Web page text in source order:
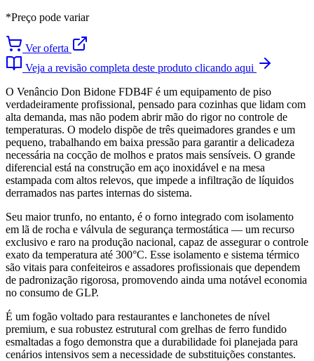
*Preço pode variar
Ver oferta
Veja a revisão completa deste produto clicando aqui
O Venâncio Don Bidone FDB4F é um equipamento de piso
verdadeiramente profissional, pensado para cozinhas que lidam com
alta demanda, mas não podem abrir mão do rigor no controle de
temperaturas. O modelo dispõe de três queimadores grandes e um
pequeno, trabalhando em baixa pressão para garantir a delicadeza
necessária na cocção de molhos e pratos mais sensíveis. O grande
diferencial está na construção em aço inoxidável e na mesa
estampada com altos relevos, que impede a infiltração de líquidos
derramados nas partes internas do sistema.
Seu maior trunfo, no entanto, é o forno integrado com isolamento
em lã de rocha e válvula de segurança termostática — um recurso
exclusivo e raro na produção nacional, capaz de assegurar o controle
exato da temperatura até 300°C. Esse isolamento e sistema térmico
são vitais para confeiteiros e assadores profissionais que dependem
de padronização rigorosa, promovendo ainda uma notável economia
no consumo de GLP.
É um fogão voltado para restaurantes e lanchonetes de nível
premium, e sua robustez estrutural com grelhas de ferro fundido
esmaltadas a fogo demonstra que a durabilidade foi planejada para
cenários intensivos sem a necessidade de substituições constantes.